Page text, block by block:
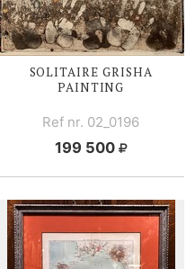
SOLITAIRE GRISHA
PAINTING
Ref nr. 02_0196
199 500